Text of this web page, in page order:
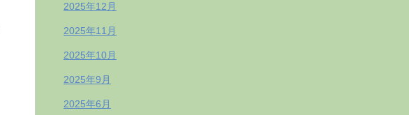
2025年12月
2025年11月
2025年10月
2025年9月
2025年6月